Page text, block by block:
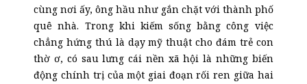
cùng nơi ấy, ông hầu như gắn chặt với thành phố
quê nhà. Trong khi kiếm sống bằng công việc
chẳng hứng thú là dạy mỹ thuật cho đám trẻ con
thờ ơ, có sau lưng cái nền xã hội là những biến
động chính trị của một giai đoạn rối ren giữa hai